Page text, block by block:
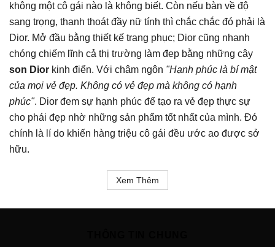
không một cô gái nào là không biết. Còn nếu bàn về độ
sang trọng, thanh thoát đầy nữ tính thì chắc chắc đó phải là
Dior. Mở đầu bằng thiết kế trang phục; Dior cũng nhanh
chóng chiếm lĩnh cả thị trường làm đẹp bằng những cây
son Dior kinh điển. Với châm ngôn "Hạnh phúc là bí mật
của mọi vẻ đẹp. Không có vẻ đẹp mà không có hạnh
phúc". Dior đem sự hạnh phúc để tạo ra vẻ đẹp thực sự
cho phái đẹp nhờ những sản phẩm tốt nhất của mình. Đó
chính là lí do khiến hàng triệu cô gái đều ước ao được sở
hữu.
Xem Thêm